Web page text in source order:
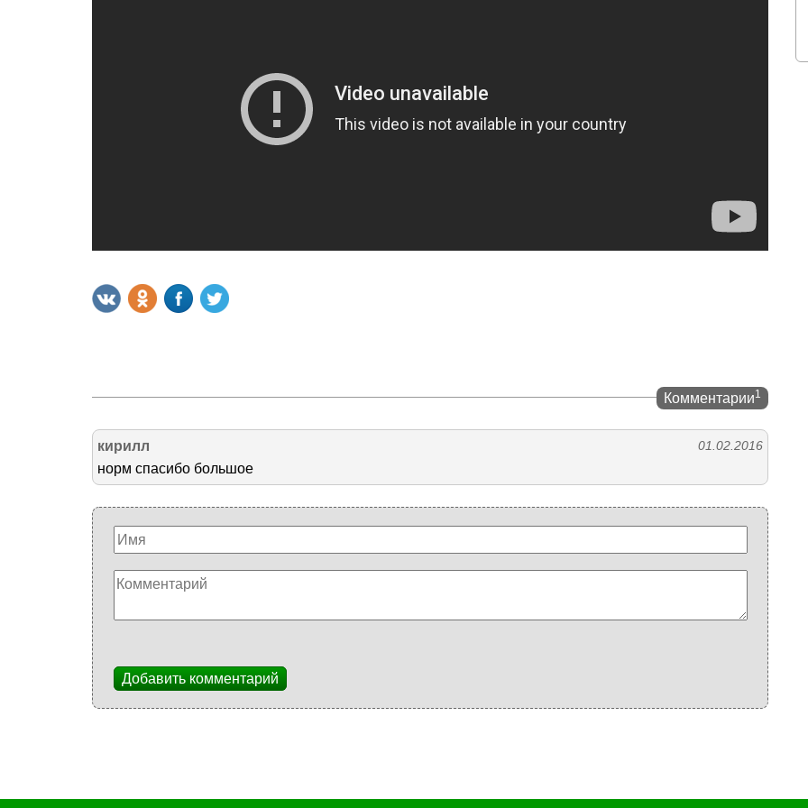
Комментарии1
кирилл 01.02.2016
норм спасибо большое
Добавить комментарий